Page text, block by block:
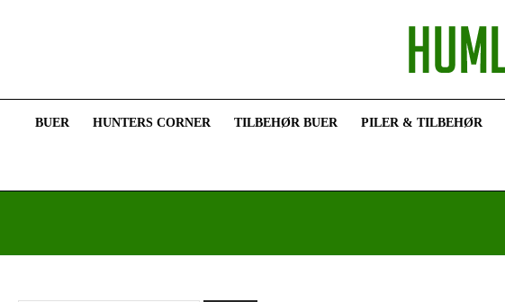
BUER HUNTERS CORNER TILBEHØR BUER PILER & TILBEHØR